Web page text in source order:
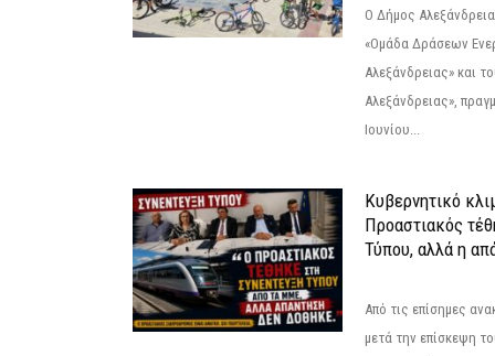
Ο Δήμος
«Ομάδα Δράσεων
Αλεξάνδρειας» και
Αλεξάνδρειας»,
Ιουνίου...
Κυβερνητικό
Προαστιακός
Τύπου, αλλά η
Από τις επίσημες
μετά την επίσκεψη